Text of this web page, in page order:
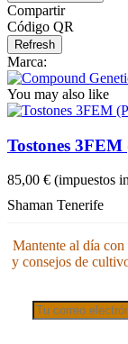
Compartir
Código QR
Marca:
You may also like
Tostones
85,00 € (impuestos
Shaman Tenerife
Mantente al día con
y consejos de